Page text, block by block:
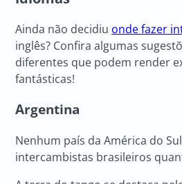
Ainda não decidiu onde fazer
inglês? Confira algumas
diferentes que podem render
fantásticas!
Argentina
Nenhum país da América do
intercambistas brasileiros